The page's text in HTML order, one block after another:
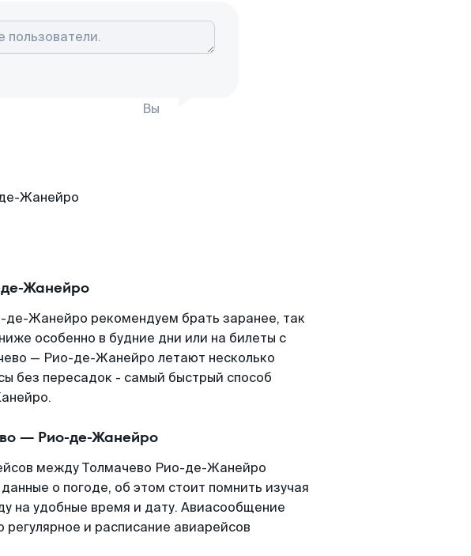
Вы
де-Жанейро
Жанейро рекомендуем брать заранее, так
особенно в будние дни или на билеты с
— Рио-де-Жанейро летают несколько
без пересадок - самый быстрый способ
— Рио-де-Жанейро
между Толмачево Рио-де-Жанейро
о погоде, об этом стоит помнить изучая
на удобные время и дату. Авиасообщение
и расписание авиарейсов